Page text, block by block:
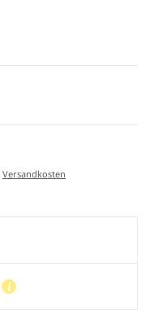
Versandkosten